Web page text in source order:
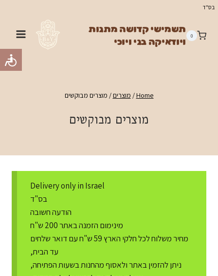
Skip
content
בס"ד
0
תשמישי קדושה מתנות
ויודאיקה בני ויוכי
Home
/ מוצרים/ מוצרים מבוקשים
מוצרים מבוקשים
Delivery only in Israel
בס"ד
הודעה חשובה
מינימום הזמנה באתר 200 ש"ח
מחיר משלוח לכל חלקי הארץ 59 ש"ח עם דואר שלחים
עד הבית,
ניתן להזמין באתר ולאסוף מהחנות בשעות הפתיחה,